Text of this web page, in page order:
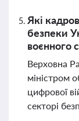
Які
безпеки
воєнного
Верховна
міністром
цифрової
секторі